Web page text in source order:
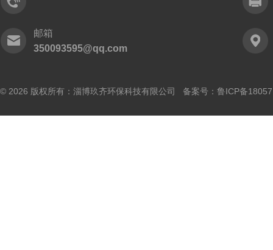
邮箱
350093595@qq.com
© 2026 版权所有：淄博玖齐环保科技有限公司 备案号： 鲁ICP备